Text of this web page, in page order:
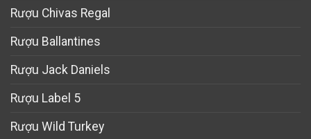
Rượu Chivas Regal
Rượu Ballantines
Rượu Jack Daniels
Rượu Label 5
Rượu Wild Turkey